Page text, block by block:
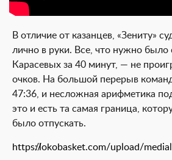
В отличие от казанцев, «Зениту»
лично в руки. Все, что нужно было
Карасевых за 40 минут, — не
очков. На большой перерыв
47:36, и несложная арифметика
это и есть та самая граница,
было отпускать.
https://lokobasket.com/upload/